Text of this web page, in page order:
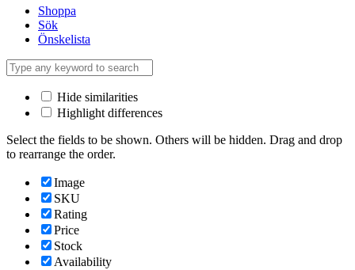
Shoppa
Sök
Önskelista
Hide similarities
Highlight differences
Select the fields to be shown. Others will be hidden. Drag and drop
to rearrange the order.
Image
SKU
Rating
Price
Stock
Availability